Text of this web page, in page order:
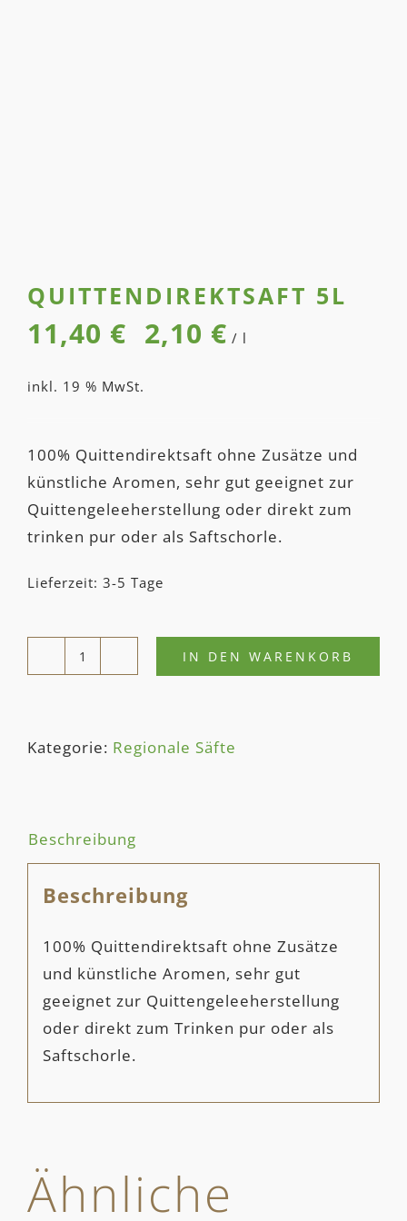
QUITTEN­DIREKT­SAFT 5L
11,40 € 2,10 € / l
inkl. 19 % MwSt.
100% Quittendirektsaft ohne Zusätze und
künstliche Aromen, sehr gut geeignet zur
Quittengeleeherstellung oder direkt zum
trinken pur oder als Saftschorle.
Lieferzeit: 3-5 Tage
QUITTEN­
5L
IN DEN WARENKORB
Kategorie: Regionale Säfte
Beschreibung
Beschreibung
100% Quittendirektsaft ohne Zusätze
und künstliche Aromen, sehr gut
geeignet zur Quittengeleeherstellung
oder direkt zum Trinken pur oder als
Saftschorle.
Ähnliche